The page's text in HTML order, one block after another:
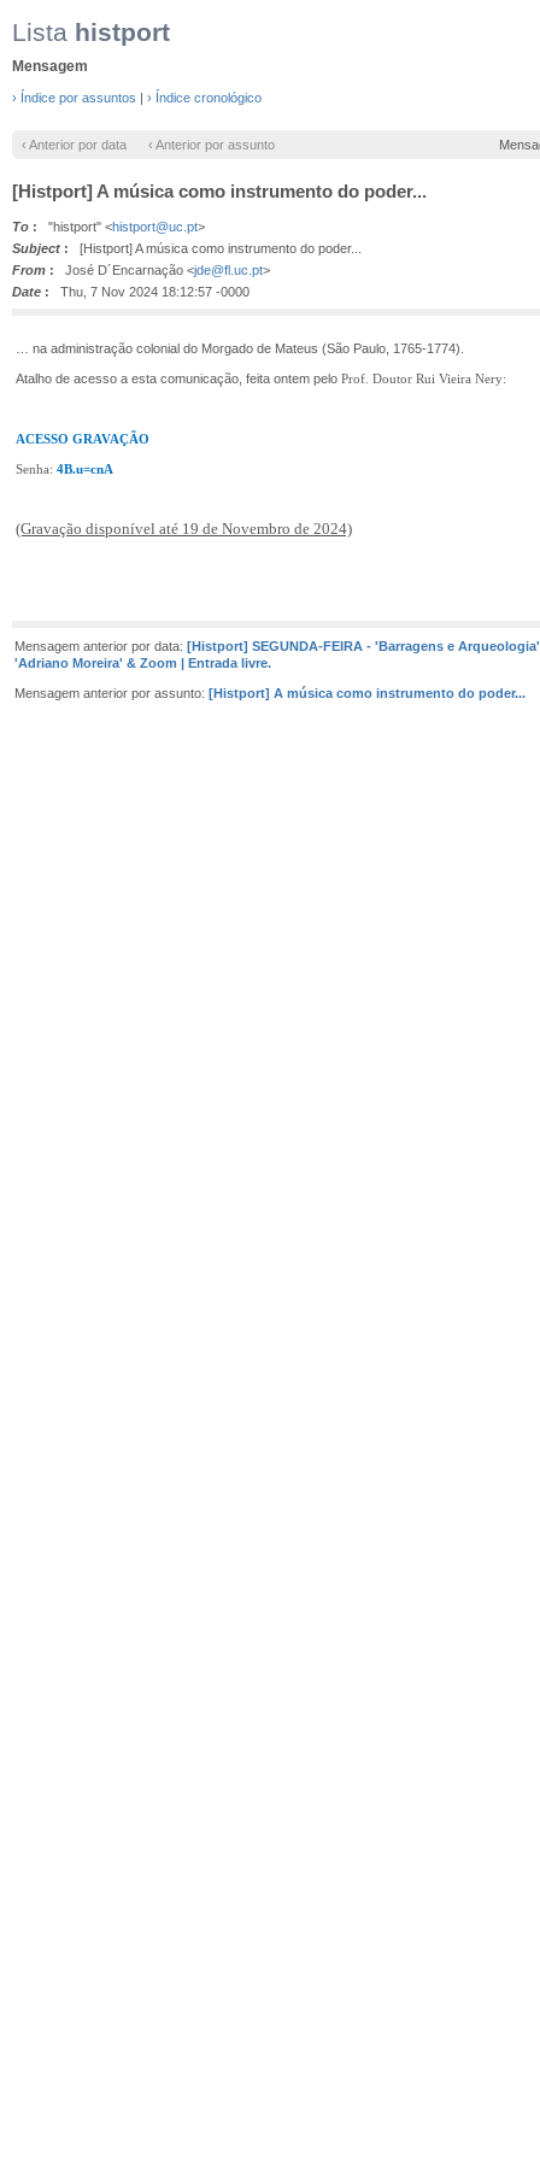
Lista histport
Mensagem
› Índice por assuntos | › Índice cronológico
‹ Anterior por data ‹ Anterior por assunto
[Histport] A música como instrumento do poder...
To : "histport" <histport@uc.pt>
Subject : [Histport] A música como instrumento do poder...
From : José D´Encarnação <jde@fl.uc.pt>
Date : Thu, 7 Nov 2024 18:12:57 -0000
… na administração colonial do Morgado de Mateus (São Paulo, 1765-1774).
Atalho de acesso a esta comunicação, feita ontem pelo Prof. Doutor Rui Vieira Nery:
ACESSO GRAVAÇÃO
Senha: 4B.u=cnA
(Gravação disponível até 19 de Novembro de 2024)
Mensagem anterior por data: [Histport] SEGUNDA-FEIRA - 'Barragens e
'Adriano Moreira' & Zoom | Entrada livre.
Mensagem anterior por assunto: [Histport] A música como instrumento do poder...